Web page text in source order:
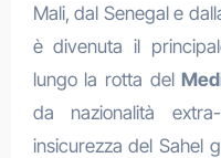
Mali, dal Senegal e
è divenuta il
lungo la rotta del
da nazionalità
insicurezza del Sahel